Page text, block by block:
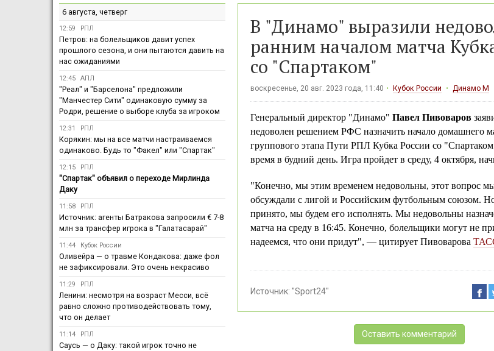
В "Динамо" выразили
ранним началом матча
со "Спартаком"
воскресенье, 20 авг. 2023 года, 11:40 Кубок России Динамо М
Генеральный директор "Динамо" Павел Пивоваров
недоволен решением РФС назначить начало домашнего
группового этапа Пути РПЛ Кубка России со
время в будний день. Игра пройдет в среду, 4 октября,
"Конечно, мы этим временем недовольны, этот вопрос
обсуждали с лигой и Российским футбольным союзом.
принято, мы будем его исполнять. Мы недовольны
матча на среду в 16:45. Конечно, болельщики могут не
надеемся, что они придут", — цитирует Пивоварова
Источник: "Sport24"
Оставить комментарий
6 августа, четверг
12:59 РПЛ
Петров: на болельщиков давит успех
прошлого сезона, и они пытаются давить на
нас ожиданиями
12:45 АПЛ
"Реал" и "Барселона" предложили
"Манчестер Сити" одинаковую сумму за
Родри, решение о выборе клуба за игроком
12:31 РПЛ
Корякин: мы на все матчи настраиваемся
одинаково. Будь то "Факел" или "Спартак"
12:15 РПЛ
"Спартак" объявил о переходе Мирлинда
Даку
11:58 РПЛ
Источник: агенты Батракова запросили € 7-8
млн за трансфер игрока в "Галатасарай"
11:44 Кубок России
Оливейра — о травме Кондакова: даже фол
не зафиксировали. Это очень некрасиво
11:29 РПЛ
Ленини: несмотря на возраст Месси, всё
равно сложно противодействовать тому,
что он делает
11:14 РПЛ
Саусь — о Даку: такой игрок точно не